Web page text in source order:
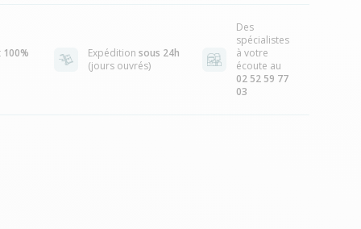
100%
Expédition sous 24h
(jours ouvrés)
Des
spécialistes
à votre
écoute au
02 52 59 77
03